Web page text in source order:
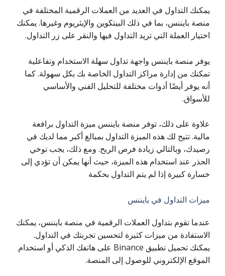
يمكنك التداول في العديد من العملات الرقمية المختلفة في
منصة بايننس، بما في ذلك البيتكوين والإيثريوم وغيرها. يمكنك
اختيار العملة التي تريد التداول فيها والنقر على زر التداول.
يوفر منصة بايننس واجهة تداول سهلة الاستخدام وتفاعلية
تمكنك من إدارة مراكز التداول الخاصة بك بكل سهولة. كما
أنه يوفر أيضًا أدوات مختلفة للتحليل الفني والأساسي
للأسواق.
علاوة على ذلك، توفر منصة بايننس ميزة التداول برافعة
مالية. تتيح لك هذه الميزة التداول بمبالغ أكبر مما لديك في
رصيدك، وبالتالي زيادة فرص الربح. ومع ذلك، يجب توخي
الحذر عند استخدام هذه الميزة، حيث أنها يمكن أن تؤدي إلى
خسارة كبيرة إذا لم يتم التداول بحكمة
ميزات التداول في بايننس
عندما تقوم بتداول العملات الرقمية في منصة بايننس، يمكنك
الاستفادة من ميزات كثيرة لتحسين تجربتك في التداول.
يمكنك تحميل تطبيق Binance على هاتفك الذكي أو استخدام
الموقع الإلكتروني للوصول إلى المنصة.